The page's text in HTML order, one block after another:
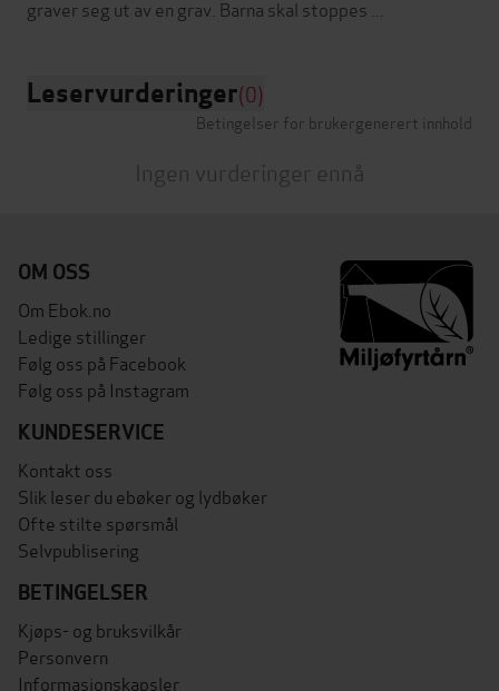
Leservurderinger(0)
Betingelser for brukergenerert innhold
Ingen vurderinger ennå
OM OSS
Om Ebok.no
Ledige stillinger
Følg oss på Facebook
Følg oss på Instagram
KUNDESERVICE
Kontakt oss
Slik leser du ebøker og lydbøker
Ofte stilte spørsmål
Selvpublisering
BETINGELSER
Kjøps- og bruksvilkår
Personvern
Informasjonskapsler